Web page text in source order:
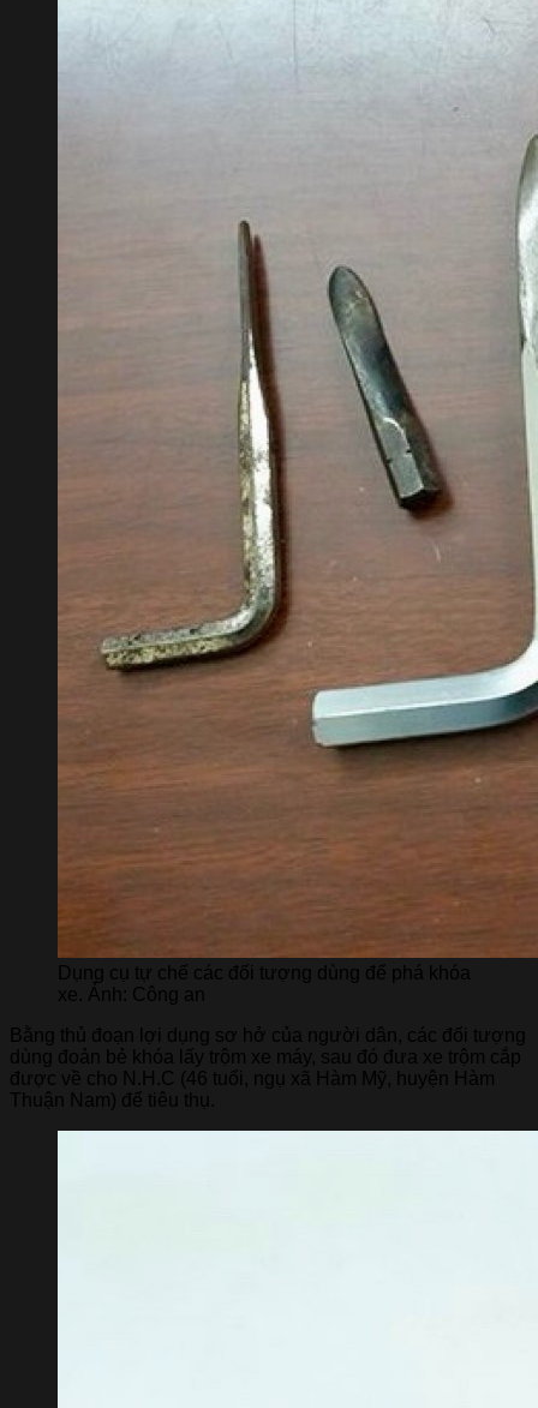
Dụng cụ tự chế các đối tượng dùng để phá khóa
xe. Ảnh: Công an
Bằng thủ đoạn lợi dụng sơ hở của người dân, các đối tượng
dùng đoản bẻ khóa lấy trộm xe máy, sau đó đưa xe trộm cắp
được về cho N.H.C (46 tuổi, ngụ xã Hàm Mỹ, huyện Hàm
Thuận Nam) để tiêu thụ.